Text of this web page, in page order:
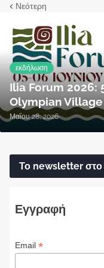
Νεότερη
εκδήλωση
Ilia Forum 2026:
Olympian
Μαΐου 28, 2026
Το newsletter
Εγγραφή
Email *